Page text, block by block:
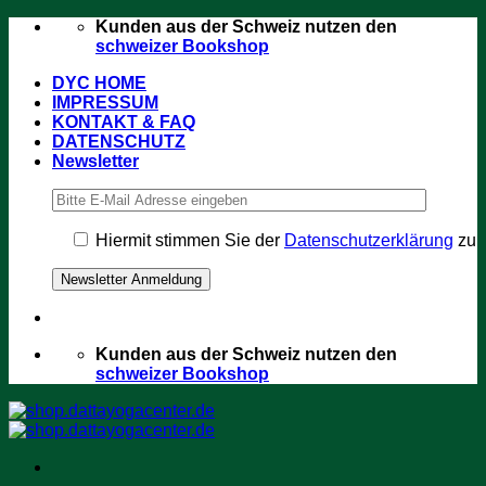
Zum
Kunden aus der Schweiz nutzen den
schweizer Bookshop
DYC HOME
IMPRESSUM
KONTAKT & FAQ
DATENSCHUTZ
Newsletter
Hiermit stimmen Sie der Datenschutzerklärung zu
Kunden aus der Schweiz nutzen den
schweizer Bookshop